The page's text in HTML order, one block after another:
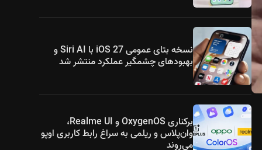
نسخه بتای عمومی iOS 27 با Siri AI و
بهبودهای چشمگیر عملکرد منتشر شد
برکناری OxygenOS و Realme UI،
وان‌پلاس و ریلمی به سراغ رابط کاربری اوپو
می‌روند